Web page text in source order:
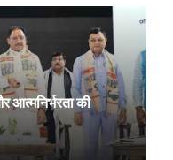
आत्मनिर्भरता की